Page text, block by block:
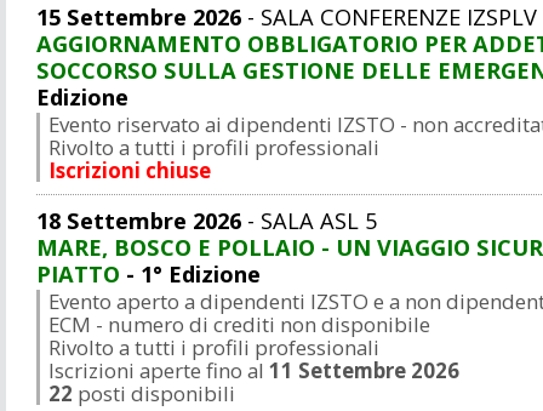
15 Settembre 2026 - SALA CONFERENZE
AGGIORNAMENTO OBBLIGATORIO PER
SOCCORSO SULLA GESTIONE DELLE
Edizione
Evento riservato ai dipendenti IZSTO - non
Rivolto a tutti i profili professionali
Iscrizioni chiuse
18 Settembre 2026 - SALA ASL 5
MARE, BOSCO E POLLAIO - UN VIAGGIO
PIATTO - 1° Edizione
Evento aperto a dipendenti IZSTO e a non
ECM - numero di crediti non disponibile
Rivolto a tutti i profili professionali
Iscrizioni aperte fino al 11 Settembre 2026
22 posti disponibili